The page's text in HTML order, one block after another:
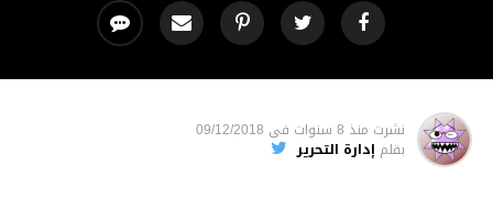
نشرت منذ 8 سنوات فى 09/12/2018
بقلم إدارة التحرير